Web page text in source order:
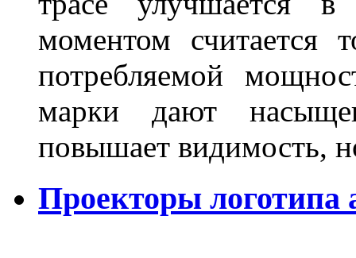
моментом считается
потребляемой
марки дают
повышает видимость,
Проекторы логотипа